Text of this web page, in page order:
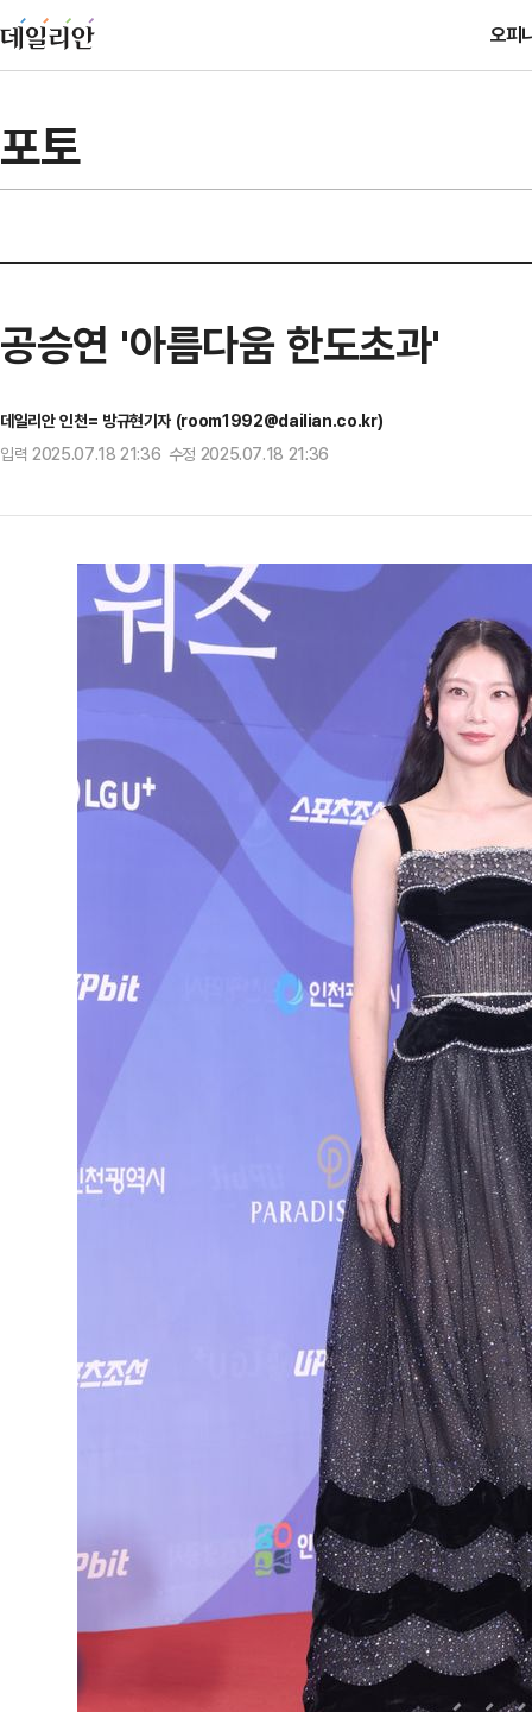
오피
포토
공승연 '아름다움 한도초과'
데일리안 인천= 방규현기자 (room1992@dailian.co.kr)
입력 2025.07.18 21:36 수정 2025.07.18 21:36